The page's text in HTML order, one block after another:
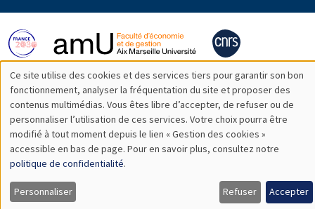
Utilisation
des
données
personnelles
et
Ce site utilise des cookies et des services tiers pour garantir son bon
fonctionnement, analyser la fréquentation du site et proposer des
contenus multimédias. Vous êtes libre d’accepter, de refuser ou de
personnaliser l’utilisation de ces services. Votre choix pourra être
modifié à tout moment depuis le lien « Gestion des cookies »
accessible en bas de page. Pour en savoir plus, consultez notre
politique de confidentialité.
Personnaliser Refuser Accepter